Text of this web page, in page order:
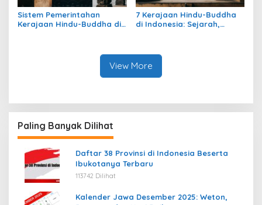
Sistem Pemerintahan
Kerajaan Hindu-Buddha di
7 Kerajaan Hindu-Buddha
di Indonesia: Sejarah,
View More
Paling Banyak Dilihat
Daftar 38 Provinsi di Indonesia Beserta
Ibukotanya Terbaru
113742 Dilihat
Kalender Jawa Desember 2025: Weton,